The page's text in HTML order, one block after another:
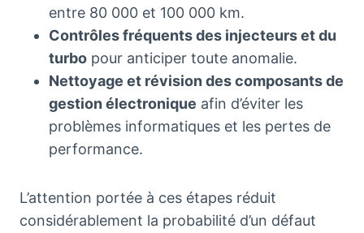
entre 80 000 et 100 000 km.
Contrôles fréquents des injecteurs et du
turbo pour anticiper toute anomalie.
Nettoyage et révision des composants de
gestion électronique afin d’éviter les
problèmes informatiques et les pertes de
performance.
L’attention portée à ces étapes réduit
considérablement la probabilité d’un défaut